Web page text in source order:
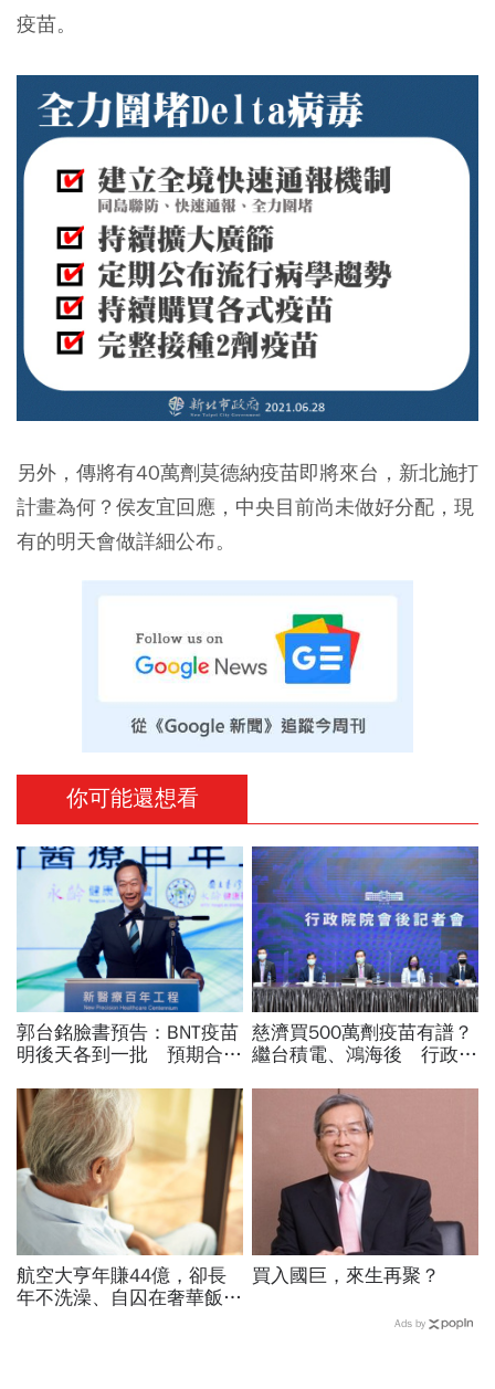
疫苗。
另外，傳將有40萬劑莫德納疫苗即將來台，新北施打
計畫為何？侯友宜回應，中央目前尚未做好分配，現
有的明天會做詳細公布。
你可能還想看
郭台銘臉書預告：BNT疫苗
明後天各到一批 預期合計
慈濟買500萬劑疫苗有譜？
繼台積電、鴻海後 行政院
航空大亨年賺44億，卻長
年不洗澡、自囚在奢華飯
買入國巨，來生再聚？
Ads by